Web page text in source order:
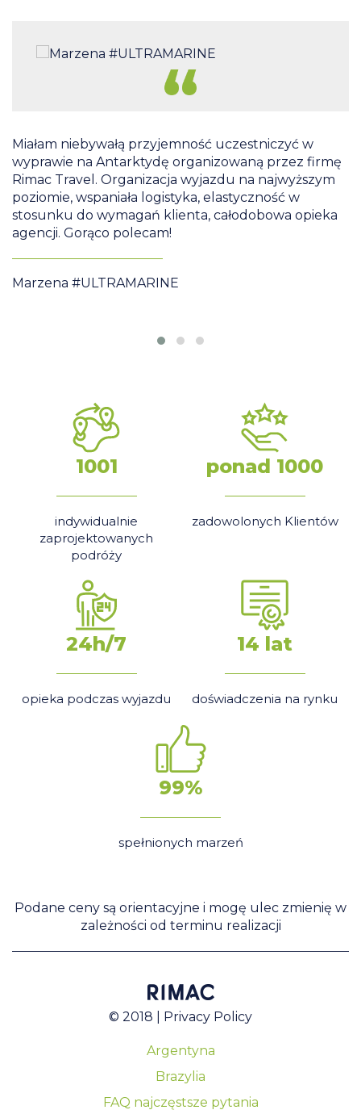
Miałam niebywałą przyjemność uczestniczyć w
wyprawie na Antarktydę organizowaną przez firmę
Rimac Travel. Organizacja wyjazdu na najwyższym
poziomie, wspaniała logistyka, elastyczność w
stosunku do wymagań klienta, całodobowa opieka
agencji. Gorąco polecam!
Marzena #ULTRAMARINE
1001
indywidualnie
zaprojektowanych
podróży
ponad 1000
zadowolonych Klientów
24h/7
opieka podczas wyjazdu
14 lat
doświadczenia na rynku
99%
spełnionych marzeń
Podane ceny są orientacyjne i mogę ulec zmienię w
zależności od terminu realizacji
© 2018 | Privacy Policy
Argentyna
Brazylia
FAQ najczęstsze pytania